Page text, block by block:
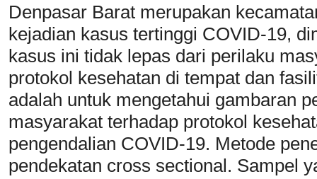
Denpasar Barat merupakan
kejadian kasus tertinggi COVID-19,
kasus ini tidak lepas dari perilaku
protokol kesehatan di tempat dan
adalah untuk mengetahui gambaran
masyarakat terhadap protokol
pengendalian COVID-19. Metode
pendekatan cross sectional. Sampel